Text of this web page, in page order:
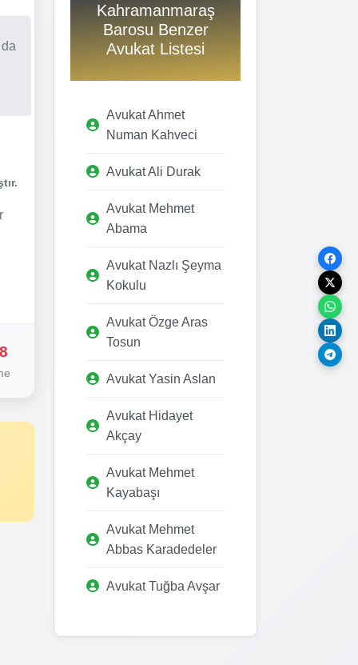
Kahramanmaraş
Barosu Benzer
Avukat Listesi
Avukat Ahmet
Numan Kahveci
Avukat Ali Durak
Avukat Mehmet
Abama
Avukat Nazlı Şeyma
Kokulu
Avukat Özge Aras
Tosun
Avukat Yasin Aslan
Avukat Hidayet
Akçay
Avukat Mehmet
Kayabaşı
Avukat Mehmet
Abbas Karadedeler
Avukat Tuğba Avşar